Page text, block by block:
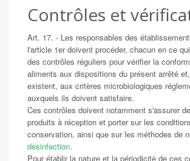
Contrôles et
Art. 17. - Les responsables des
l'article 1er doivent procéder, chacun en ce
des contrôles réguliers pour vérifier la
aliments aux dispositions du présent arrêté
existent, aux critères microbiologiques
auxquels ils doivent satisfaire.
Ces contrôles doivent notamment s'assurer
produits à réception et porter sur les
conservation, ainsi que sur les méthodes de
désinfection.
Pour établir la nature et la périodicité de ces